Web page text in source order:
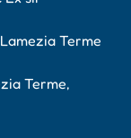
Terme
Terme,